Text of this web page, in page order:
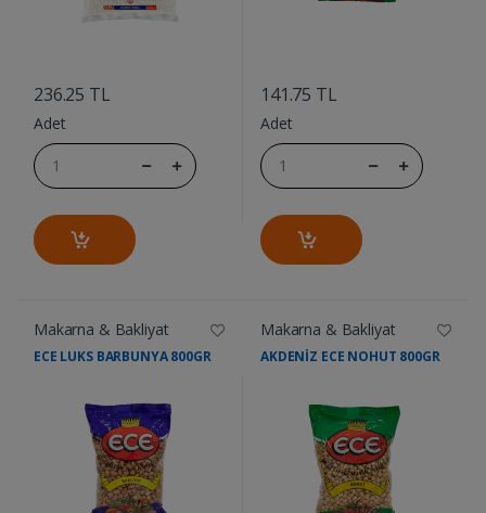
236.25 TL
Adet
141.75 TL
Adet
Makarna & Bakliyat
ECE LUKS BARBUNYA 800GR
Makarna & Bakliyat
AKDENİZ ECE NOHUT 800GR